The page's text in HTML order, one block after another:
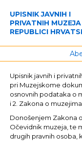
UPISNIK JAVNIH I
PRIVATNIH MUZEJA
REPUBLICI
Upisnik javnih i
pri Muzejskome
osnovnih podataka o
i 2. Zakona o muzejima.
Donošenjem Zakona
Očevidnik muzeja, te
drugih pravnih osoba,